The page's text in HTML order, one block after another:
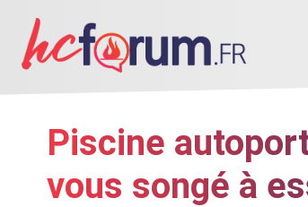
Piscine
vous songé à